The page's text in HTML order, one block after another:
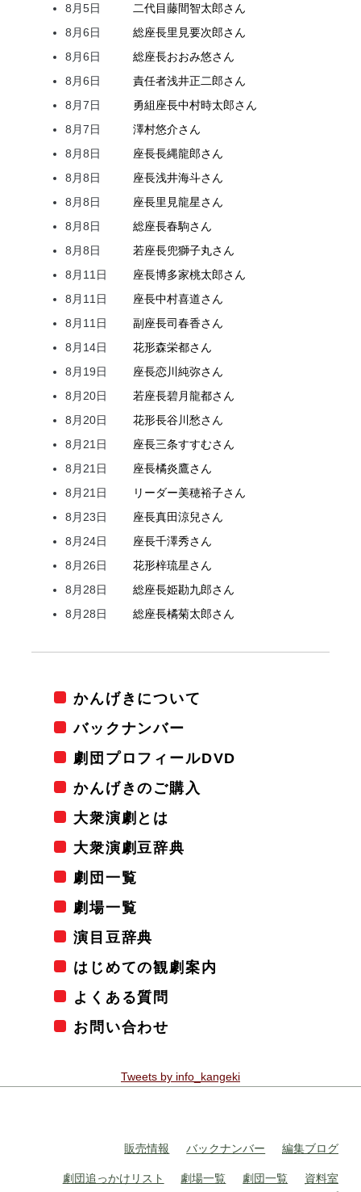
8月5日
二代目藤間智太郎さん
8月6日
総座長里見要次郎さん
8月6日
総座長おおみ悠さん
8月6日
責任者浅井正二郎さん
8月7日
勇組座長中村時太郎さん
8月7日
澤村悠介さん
8月8日
座長長縄龍郎さん
8月8日
座長浅井海斗さん
8月8日
座長里見龍星さん
8月8日
総座長春駒さん
8月8日
若座長兜獅子丸さん
8月11日
座長博多家桃太郎さん
8月11日
座長中村喜道さん
8月11日
副座長司春香さん
8月14日
花形森栄都さん
8月19日
座長恋川純弥さん
8月20日
若座長碧月龍都さん
8月20日
花形長谷川愁さん
8月21日
座長三条すすむさん
8月21日
座長橘炎鷹さん
8月21日
リーダー美穂裕子さん
8月23日
座長真田涼兒さん
8月24日
座長千澤秀さん
8月26日
花形梓琉星さん
8月28日
総座長姫勘九郎さん
8月28日
総座長橘菊太郎さん
かんげきについて
バックナンバー
劇団プロフィールDVD
かんげきのご購入
大衆演劇とは
大衆演劇豆辞典
劇団一覧
劇場一覧
演目豆辞典
はじめての観劇案内
よくある質問
お問い合わせ
Tweets by info_kangeki
販売情報 バックナンバー 編集ブログ
劇団追っかけリスト 劇場一覧 劇団一覧
資料室